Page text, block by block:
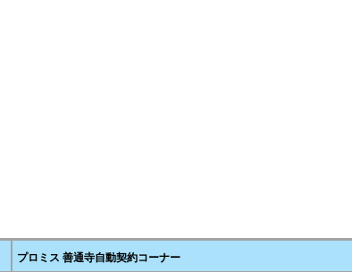
プロミス 善通寺自動契約コーナー